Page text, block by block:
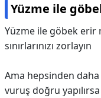
Yüzme ile
Yüzme ile göbek erir
sınırlarınızı zorlayın
Ama hepsinden
vuruş doğru